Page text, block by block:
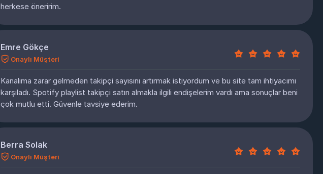
herkese öneririm.
Emre Gökçe
Onaylı Müşteri
Kanalıma zarar gelmeden takipçi sayısını artırmak istiyordum ve bu site tam ihtiyacımı
karşıladı. Spotify playlist takipçi satın almakla ilgili endişelerim vardı ama sonuçlar beni
çok mutlu etti. Güvenle tavsiye ederim.
Berra Solak
Onaylı Müşteri